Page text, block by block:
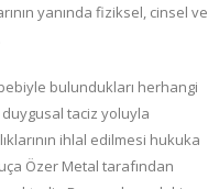
yanında fiziksel, cinsel ve
bulundukları herhangi
taciz yoluyla
ihlal edilmesi hukuka
Özer Metal tarafından